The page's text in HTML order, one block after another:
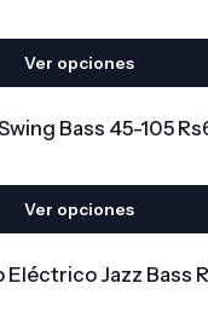
Ver opciones
Bass 45-105
Ver opciones
Eléctrico Jazz Bass